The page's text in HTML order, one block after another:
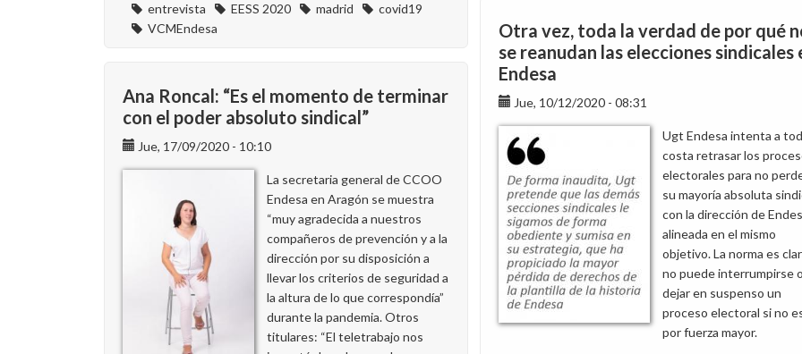
entrevista EESS 2020 madrid
covid19
VCMEndesa
por
ahora
de
campaña
Endesa
Otra vez, toda la verdad de por qué
se reanudan las elecciones sindicales
Endesa
Jue, 10/12/2020 - 08:31
Ugt Endesa intenta a
costa retrasar los
electorales para no
su mayoría absoluta
con la dirección de
alineada en el mismo
objetivo. La norma es
no puede interrumpirse o
dejar en suspenso un
proceso electoral si no
por fuerza mayor.
Ana Roncal: “Es el momento de terminar
con el poder absoluto sindical”
Jue, 17/09/2020 - 10:10
La secretaria general de CCOO
Endesa en Aragón se muestra
“muy agradecida a nuestros
compañeros de prevención y a la
dirección por su disposición a
llevar los criterios de seguridad a
la altura de lo que correspondía”
durante la pandemia. Otros
titulares: “El teletrabajo nos